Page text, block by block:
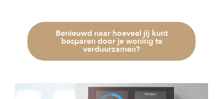
Benieuwd naar hoeveel jij kunt
besparen door je woning te
verduurzamen?